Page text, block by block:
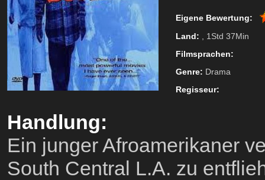
Eigene Bewertung:
Land: , 1Std 37Min
Filmsprachen:
Genre: Drama
Regisseur:
Handlung:
Ein junger Afroamerikaner
South Central L.A. zu